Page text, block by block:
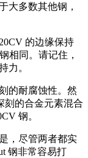
大多数其他钢，
的边缘保持
相同。请记住，
力。
的耐腐蚀性。然
刻的合金元素混合
钢。
，尽管两者都实
钢非常容易打